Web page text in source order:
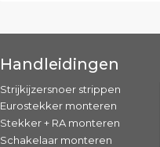
Handleidingen
Strijkijzersnoer strippen
Eurostekker monteren
Stekker + RA monteren
Schakelaar monteren